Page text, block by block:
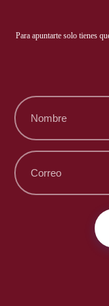
Para apuntarte solo tienes